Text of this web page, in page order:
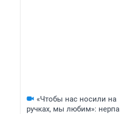
«Чтобы нас носили на
ручках, мы любим»: нерпа